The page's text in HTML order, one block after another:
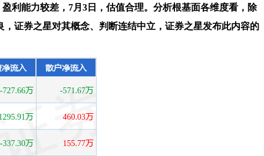
利能力较差，7月3日，估值合理。分析根基面各维度看，除
证券之星对其概念、判断连结中立，证券之星发布此内容的